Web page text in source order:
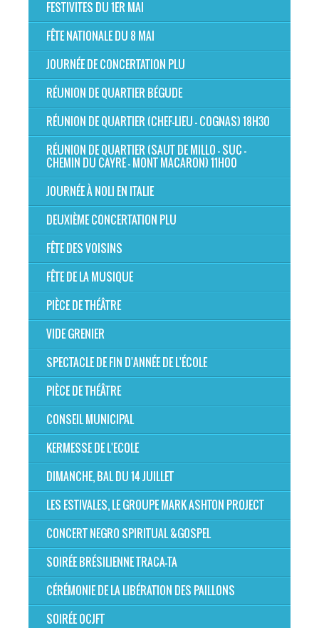
FESTIVITES DU 1ER MAI
FÊTE NATIONALE DU 8 MAI
JOURNÉE DE CONCERTATION PLU
RÉUNION DE QUARTIER BÉGUDE
RÉUNION DE QUARTIER (CHEF-LIEU - COGNAS) 18H30
RÉUNION DE QUARTIER (SAUT DE MILLO - SUC -
CHEMIN DU CAYRE - MONT MACARON) 11H00
JOURNÉE À NOLI EN ITALIE
DEUXIÈME CONCERTATION PLU
FÊTE DES VOISINS
FÊTE DE LA MUSIQUE
PIÈCE DE THÉÂTRE
VIDE GRENIER
SPECTACLE DE FIN D'ANNÉE DE L'ÉCOLE
PIÈCE DE THÉÂTRE
CONSEIL MUNICIPAL
KERMESSE DE L'ECOLE
DIMANCHE, BAL DU 14 JUILLET
LES ESTIVALES, LE GROUPE MARK ASHTON PROJECT
CONCERT NEGRO SPIRITUAL &GOSPEL
SOIRÉE BRÉSILIENNE TRACA-TA
CÉRÉMONIE DE LA LIBÉRATION DES PAILLONS
SOIRÉE OCJFT